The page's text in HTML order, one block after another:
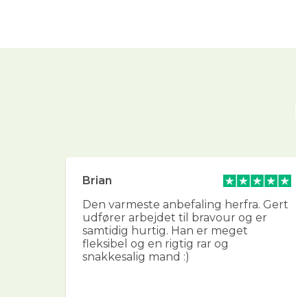
Brian
Den varmeste anbefaling herfra. Gert
udfører arbejdet til bravour og er
samtidig hurtig. Han er meget
fleksibel og en rigtig rar og
snakkesalig mand :)